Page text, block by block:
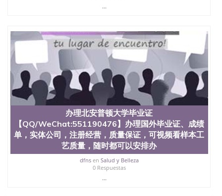
University）圣何塞州立大学毕业证（San Jose State
University）圣何塞州立大学成绩单（San Jose State
University）圣何塞州立大学成绩单（ San Jose State
University）圣何塞州立大学成绩单（San Jose State
University）成绩单圣何塞州立大学文凭（San Jose
State University）圣何塞州立大学（San Jose State
University）圣何塞州立大学（San Jose State
University）圣何塞州立大学（ San Jose State
University）圣何塞州立大学（San Jose State
University）圣何塞州立大学文凭（San Jose State
University）圣何塞州立大学文凭（San Jose State
University）文凭圣何塞州立大学文凭（San Jose
State University）圣何塞州立大学学历（ San Jose
State University）圣何塞州立大学学历（San Jose
State University）圣何塞州立大学学历（San Jose
State University）圣 塞州立大学学历（San Jose
State University）圣何塞州立大学（San Jose State
...
办理北安普顿大学毕业证
【QQ/WeChat:551190476】办理国外毕业证、成绩
单，实体公司，注册经营，质量保证，可视频看样本工
艺质量，随时都可以安排办
dfnsen Salud y Belleza
0 Respuestas
...